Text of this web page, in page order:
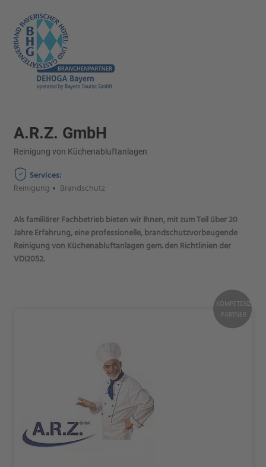
KOMPETENZ
PARTNER
A.R.Z. GmbH
Reinigung von Küchenabluftanlagen
Services:
Reinigung
Brandschutz
Als familiärer Fachbetrieb bieten wir Ihnen, mit zum Teil über 20
Jahre Erfahrung, eine professionelle, brandschutzvorbeugende
Reinigung von Küchenabluftanlagen gem. den Richtlinien der
VDI2052.